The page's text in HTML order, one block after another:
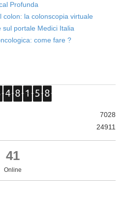
Profunda
colon: la colonscopia virtuale
portale Medici Italia
come fare ?
7028
24911
41
Online